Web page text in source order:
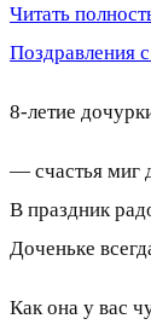
Читать
Поздравления
8-летие
— счастья миг
В праздник
Доченьке
Как она у вас